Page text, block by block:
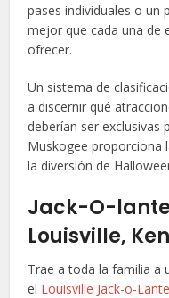
pases individuales o un
mejor que cada una de
ofrecer.
Un sistema de
a discernir qué
deberían ser exclusivas
Muskogee proporciona
la diversión de
Jack-O-
Louisville,
Trae a toda la familia a
el Louisville Jack-o-